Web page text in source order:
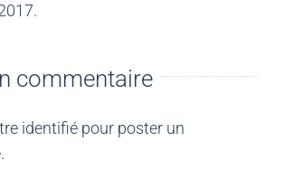
commentaire
identifié pour poster un